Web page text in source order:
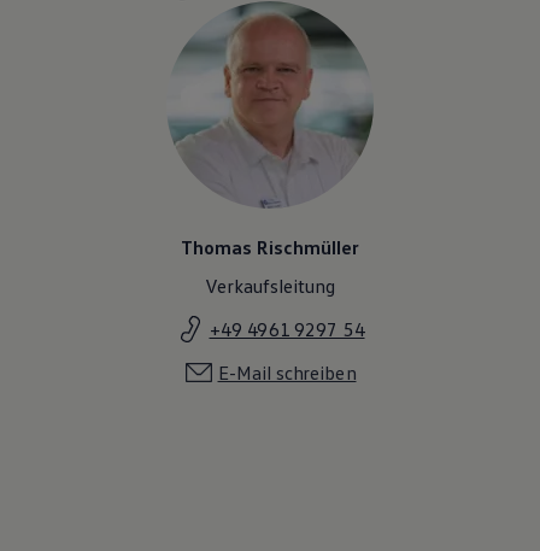
Thomas Rischmüller
Verkaufsleitung
+49 4961 9297 54
E-Mail schreiben